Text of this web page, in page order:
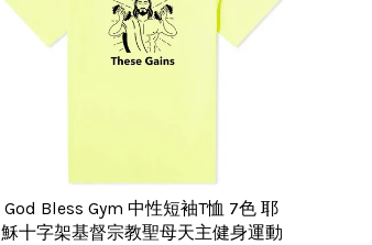
God Bless Gym 中性短袖T恤 7色 耶
穌十字架基督宗教聖母天主健身運動